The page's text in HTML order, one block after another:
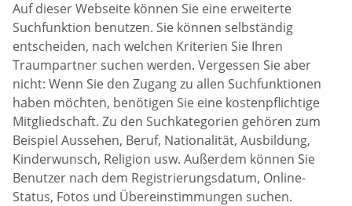
Auf dieser Webseite können Sie eine erweiterte
Suchfunktion benutzen. Sie können selbständig
entscheiden, nach welchen Kriterien Sie Ihren
Traumpartner suchen werden. Vergessen Sie aber
nicht: Wenn Sie den Zugang zu allen Suchfunktionen
haben möchten, benötigen Sie eine kostenpflichtige
Mitgliedschaft. Zu den Suchkategorien gehören zum
Beispiel Aussehen, Beruf, Nationalität, Ausbildung,
Kinderwunsch, Religion usw. Außerdem können Sie
Benutzer nach dem Registrierungsdatum, Online-
Status, Fotos und Übereinstimmungen suchen.